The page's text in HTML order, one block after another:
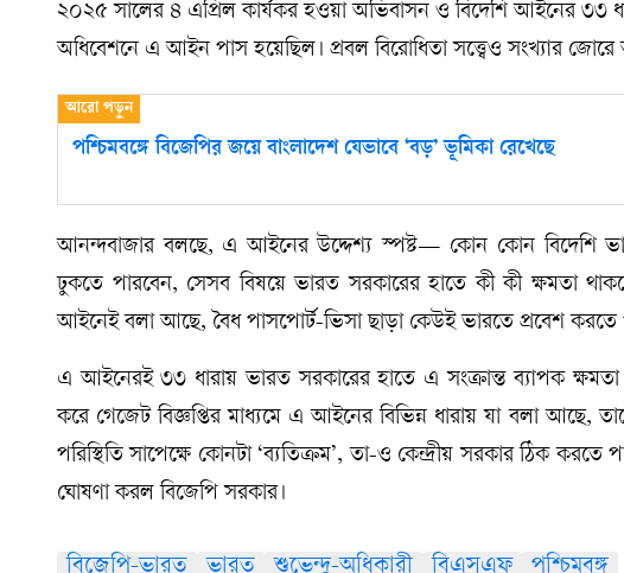
২০২৫ সালের ৪ এপ্রিল কার্যকর হওয়া অভিবাসন ও বিদেশি আইনের ৩৩
অধিবেশনে এ আইন পাস হয়েছিল। প্রবল বিরোধিতা সত্ত্বেও সংখ্যার
পশ্চিমবঙ্গে বিজেপির জয়ে বাংলাদেশ যেভাবে ‘বড়’ ভূমিকা রেখেছে
আনন্দবাজার বলছে, এ আইনের উদ্দেশ্য স্পষ্ট— কোন কোন বিদেশি
ঢুকতে পারবেন, সেসব বিষয়ে ভারত সরকারের হাতে কী কী ক্ষমতা
আইনেই বলা আছে, বৈধ পাসপোর্ট-ভিসা ছাড়া কেউই ভারতে প্রবেশ করতে
এ আইনেরই ৩৩ ধারায় ভারত সরকারের হাতে এ সংক্রান্ত ব্যাপক ক্ষমতা
করে গেজেট বিজ্ঞপ্তির মাধ্যমে এ আইনের বিভিন্ন ধারায় যা বলা আছে,
পরিস্থিতি সাপেক্ষে কোনটা ‘ব্যতিক্রম’, তা-ও কেন্দ্রীয় সরকার ঠিক
ঘোষণা করল বিজেপি সরকার।
বিজেপি-ভারত ভারত শুভেন্দু-অধিকারী বিএসএফ পশ্চিমবঙ্গ